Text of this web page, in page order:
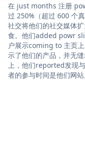
在 just months 注册
过 250%（超过 600 个
社交将他们的社交媒体
食。他们added powr
户展示coming to 主页
示了他们的产品，并无
上，他们reported发现
者的参与时间是他们网